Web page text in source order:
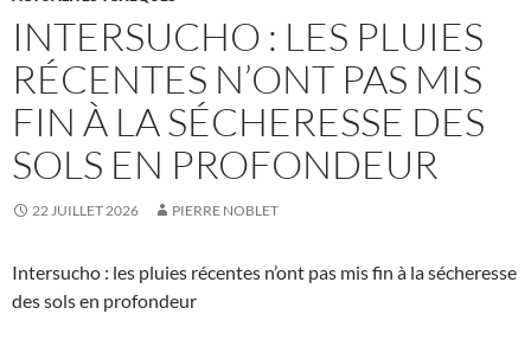
INTERSUCHO : LES PLUIES
RÉCENTES N’ONT PAS MIS
FIN À LA SÉCHERESSE DES
SOLS EN PROFONDEUR
22 JUILLET 2026 PIERRE NOBLET
Intersucho : les pluies récentes n’ont pas mis fin à la sécheresse
des sols en profondeur